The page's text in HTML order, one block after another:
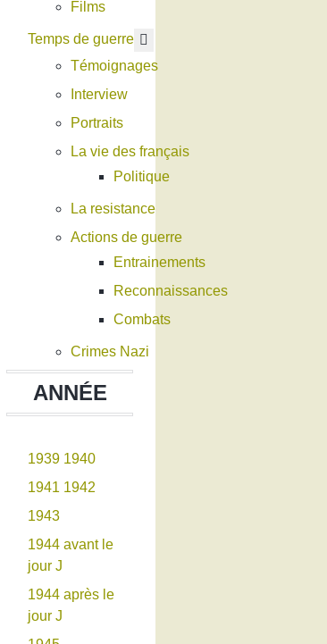
Films
Temps de guerre
Témoignages
Interview
Portraits
La vie des français
Politique
La resistance
Actions de guerre
Entrainements
Reconnaissances
Combats
Crimes Nazi
ANNÉE
1939 1940
1941 1942
1943
1944 avant le
jour J
1944 après le
jour J